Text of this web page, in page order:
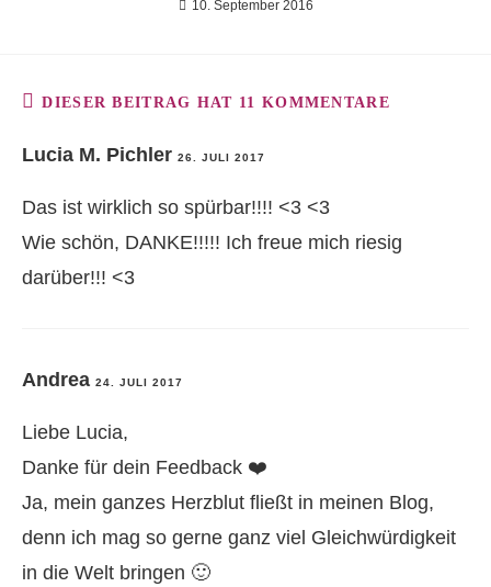
10. September 2016
DIESER BEITRAG HAT 11 KOMMENTARE
Lucia M. Pichler 26. JULI 2017
Das ist wirklich so spürbar!!!! <3 <3
Wie schön, DANKE!!!!! Ich freue mich riesig
darüber!!! <3
Andrea 24. JULI 2017
Liebe Lucia,
Danke für dein Feedback ❤️
Ja, mein ganzes Herzblut fließt in meinen Blog,
denn ich mag so gerne ganz viel Gleichwürdigkeit
in die Welt bringen 🙂